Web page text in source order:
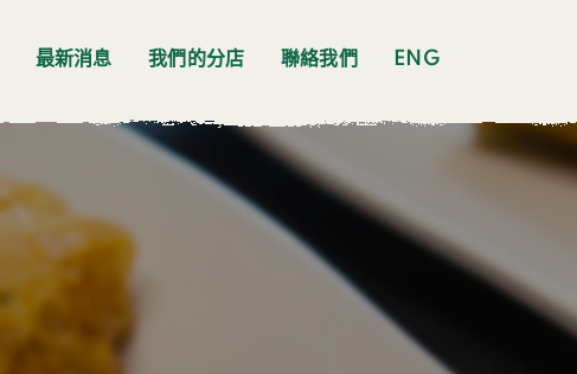
最新消息 我們的分店 聯絡我們 ENG